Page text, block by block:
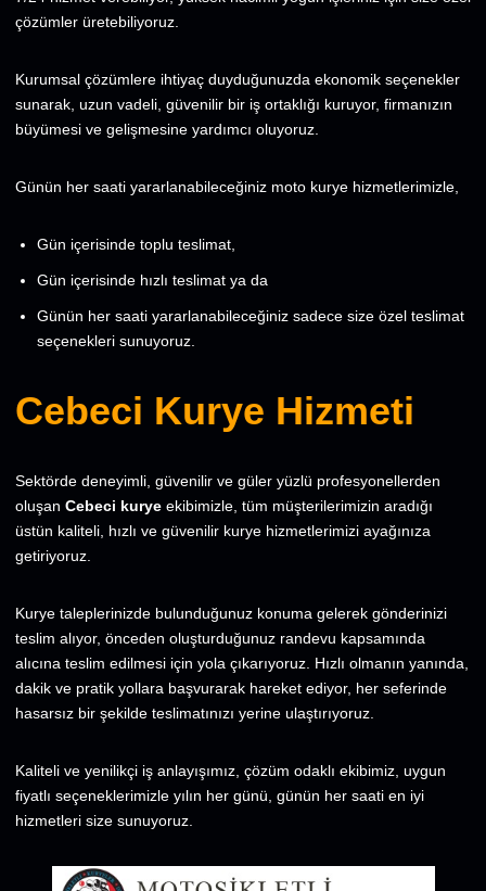
çözümler üretebiliyoruz.
Kurumsal çözümlere ihtiyaç duyduğunuzda ekonomik seçenekler
sunarak, uzun vadeli, güvenilir bir iş ortaklığı kuruyor, firmanızın
büyümesi ve gelişmesine yardımcı oluyoruz.
Günün her saati yararlanabileceğiniz moto kurye hizmetlerimizle,
Gün içerisinde toplu teslimat,
Gün içerisinde hızlı teslimat ya da
Günün her saati yararlanabileceğiniz sadece size özel teslimat
seçenekleri sunuyoruz.
Cebeci Kurye Hizmeti
Sektörde deneyimli, güvenilir ve güler yüzlü profesyonellerden
oluşan Cebeci kurye ekibimizle, tüm müşterilerimizin aradığı
üstün kaliteli, hızlı ve güvenilir kurye hizmetlerimizi ayağınıza
getiriyoruz.
Kurye taleplerinizde bulunduğunuz konuma gelerek gönderinizi
teslim alıyor, önceden oluşturduğunuz randevu kapsamında
alıcına teslim edilmesi için yola çıkarıyoruz. Hızlı olmanın yanında,
dakik ve pratik yollara başvurarak hareket ediyor, her seferinde
hasarsız bir şekilde teslimatınızı yerine ulaştırıyoruz.
Kaliteli ve yenilikçi iş anlayışımız, çözüm odaklı ekibimiz, uygun
fiyatlı seçeneklerimizle yılın her günü, günün her saati en iyi
hizmetleri size sunuyoruz.